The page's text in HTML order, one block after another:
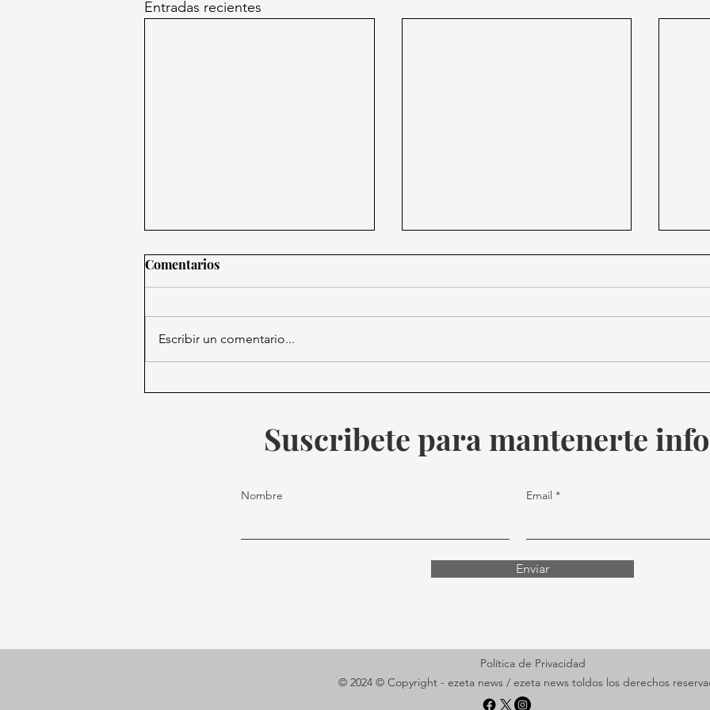
Entradas recientes
Comentarios
Escribir un comentario...
Suscribete para mantenerte
Nombre Email
Enviar
Política de Privacidad
© 2024 © Copyright - ezeta news / ezeta news toldos los derechos